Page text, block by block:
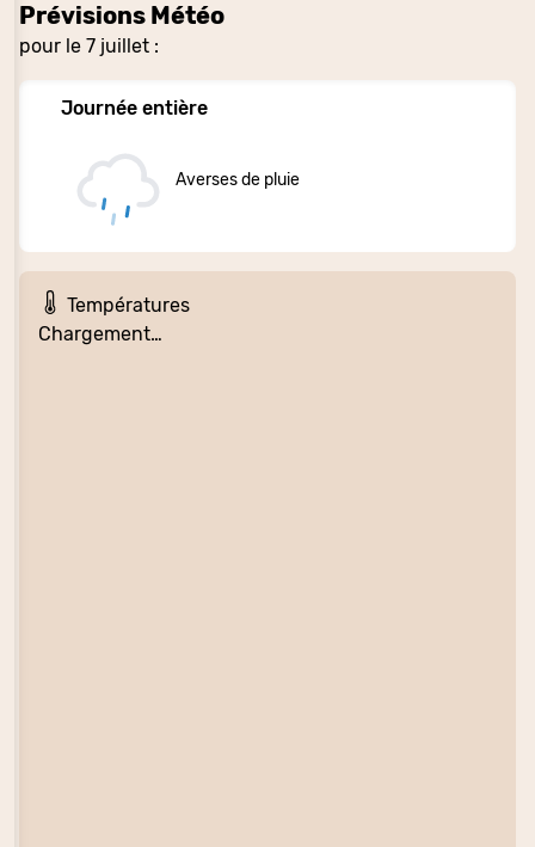
Prévisions Météo
pour le 7 juillet :
Journée entière
Averses de pluie
Températures
Chargement…